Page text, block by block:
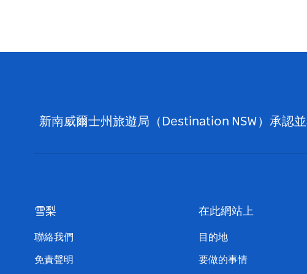
新南威爾士州旅遊局（Destination NSW）承認
雪梨
聯絡我們
免責聲明
在此網站上
目的地
要做的事情